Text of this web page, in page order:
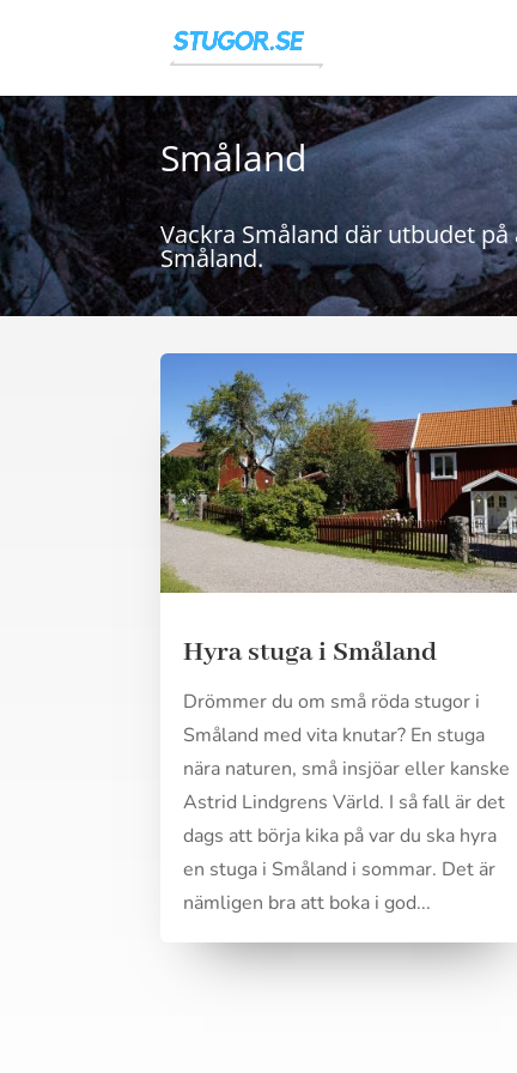
Småland
Vackra Småland där utbudet
Småland.
Hyra stuga i Småland
Drömmer du om små röda stugor i
Småland med vita knutar? En stuga
nära naturen, små insjöar eller kanske
Astrid Lindgrens Värld. I så fall är det
dags att börja kika på var du ska hyra
en stuga i Småland i sommar. Det är
nämligen bra att boka i god...